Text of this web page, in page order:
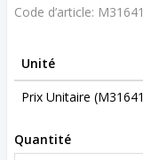
Code d’article: M31641
Unité
Prix Unitaire
Quantité